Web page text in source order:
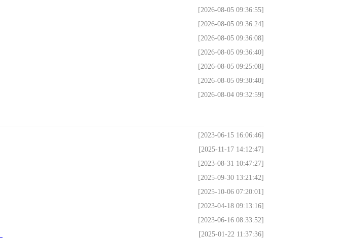
[2026-08-05 09:36:55]
[2026-08-05 09:36:24]
[2026-08-05 09:36:08]
[2026-08-05 09:36:40]
[2026-08-05 09:25:08]
[2026-08-05 09:30:40]
[2026-08-04 09:32:59]
[2023-06-15 16:06:46]
[2025-11-17 14:12:47]
[2023-08-31 10:47:27]
[2025-09-30 13:21:42]
[2025-10-06 07:20:01]
[2023-04-18 09:13:16]
[2023-06-16 08:33:52]
[2025-01-22 11:37:36]